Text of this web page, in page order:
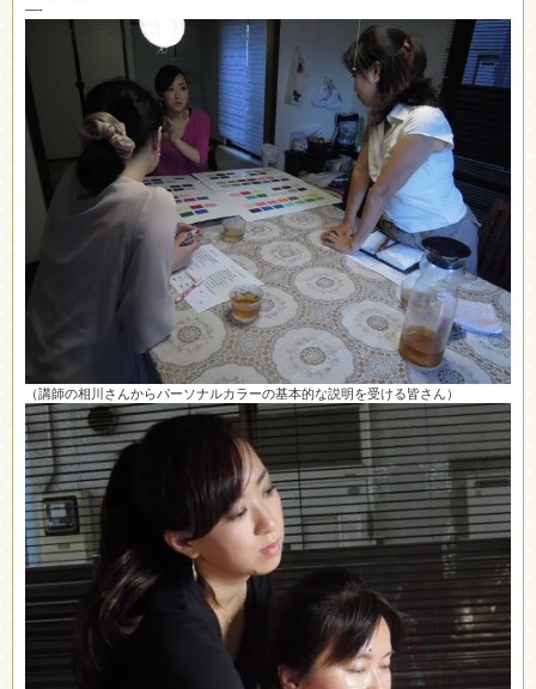
—-
（講師の相川さんからパーソナルカラーの基本的な説明を受ける皆さん）